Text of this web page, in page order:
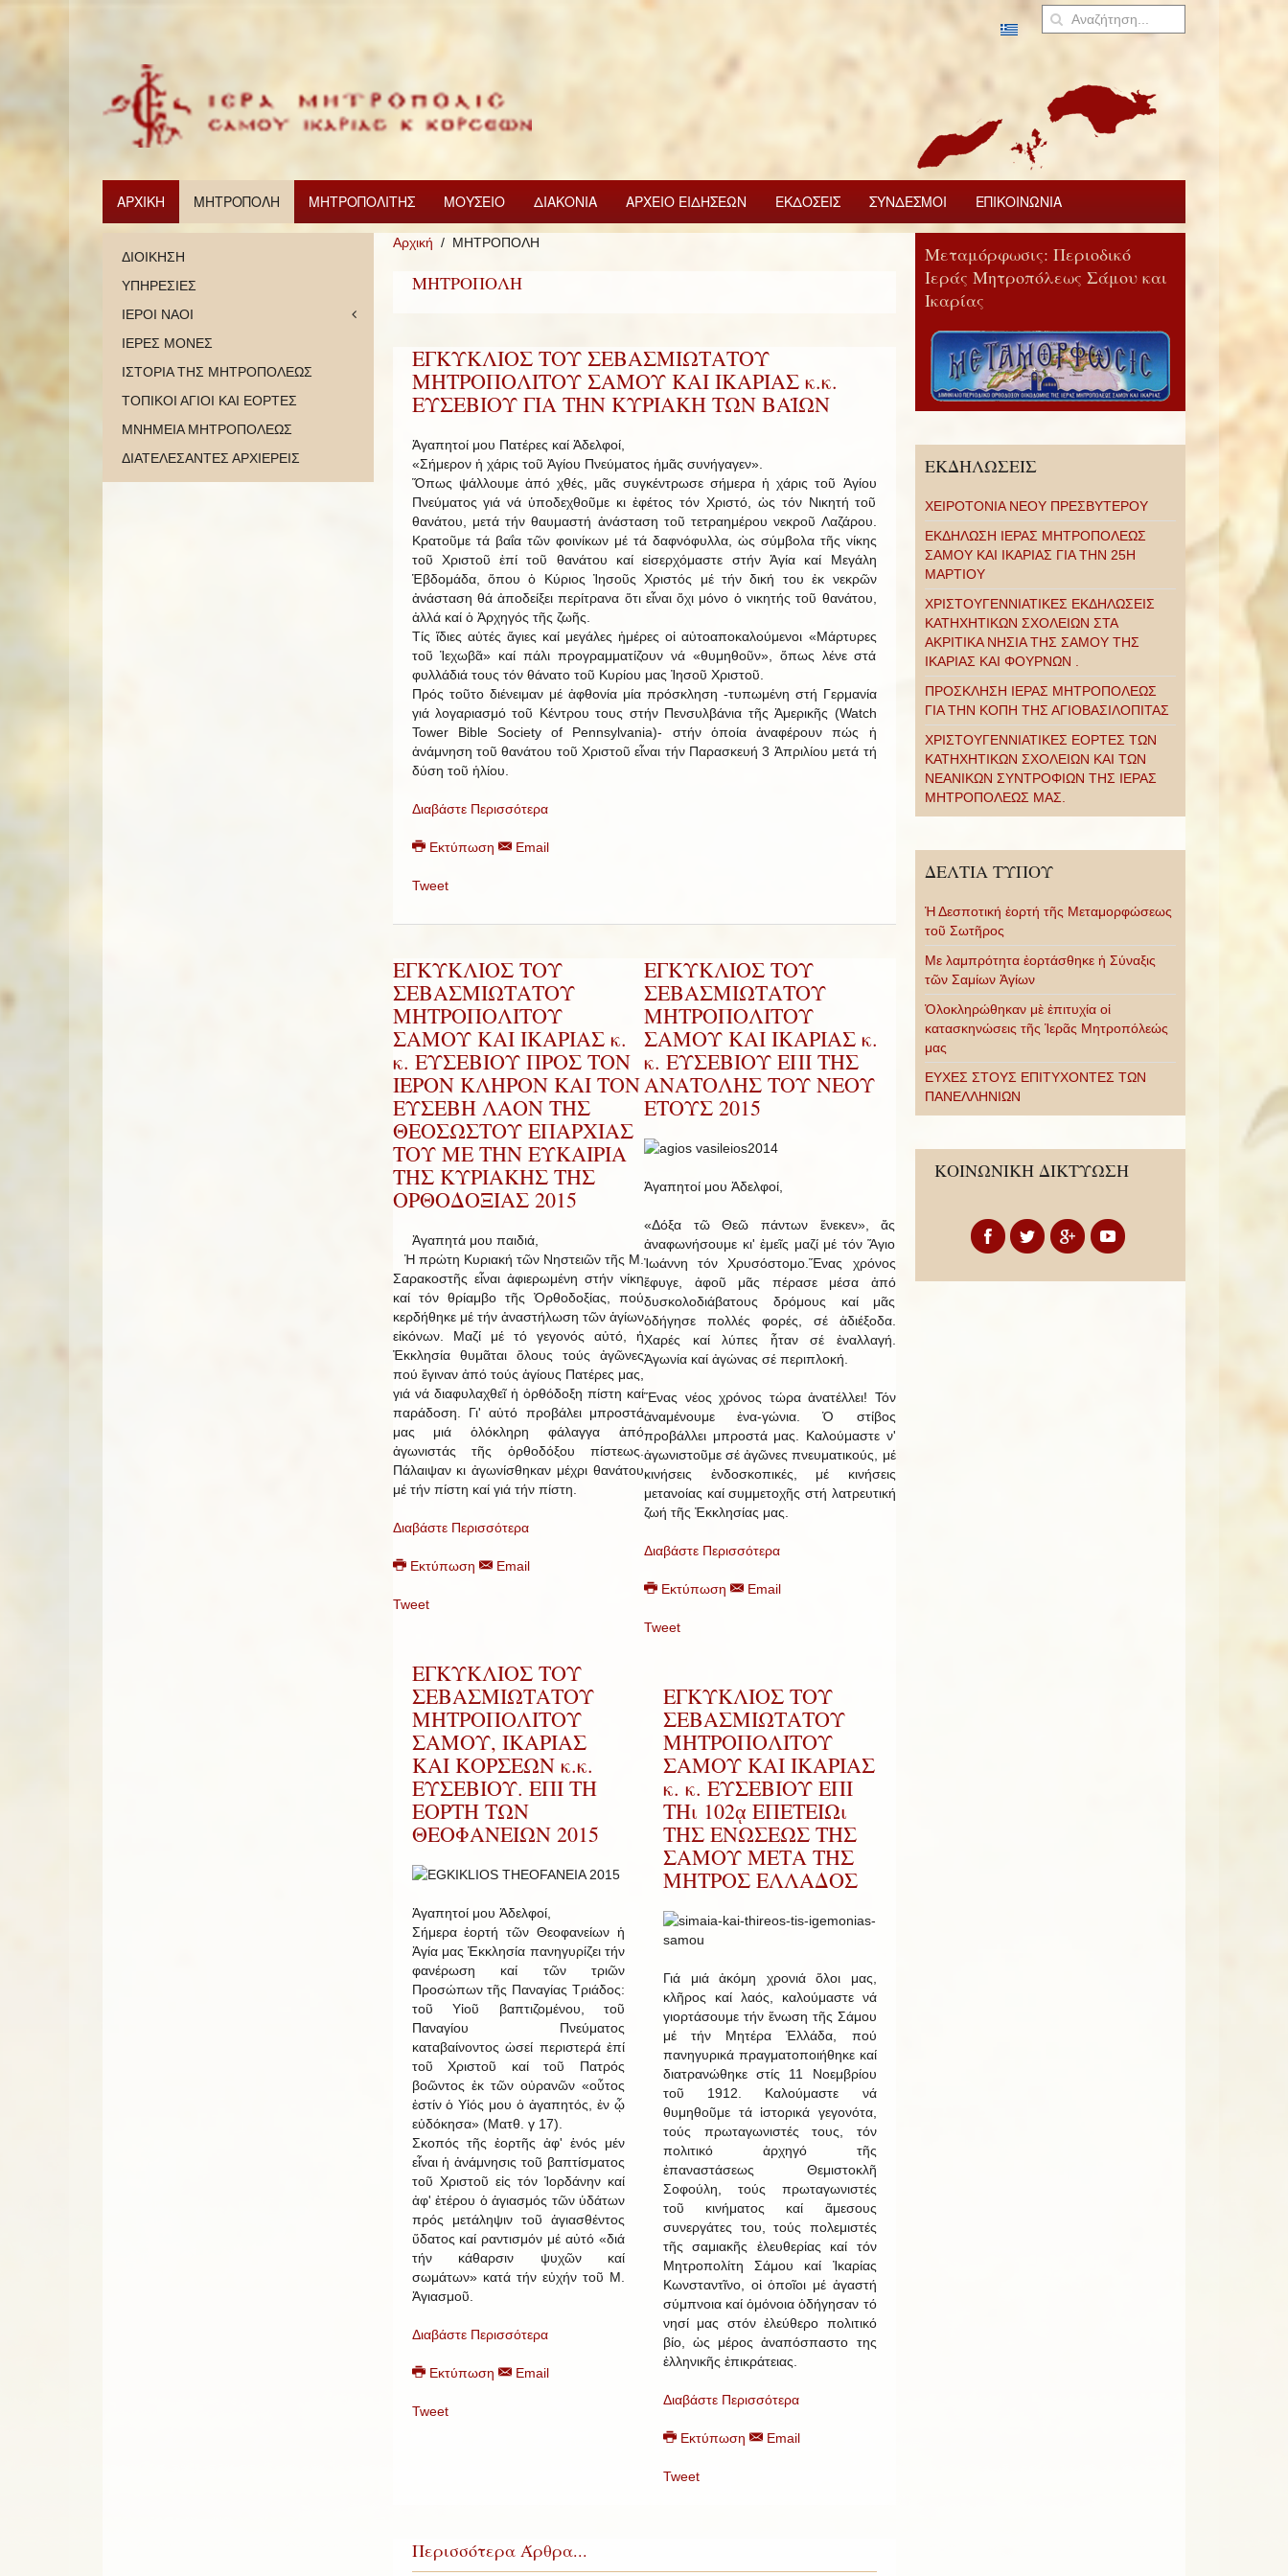
ΑΡΧΙΚΗ ΜΗΤΡΟΠΟΛΗ ΜΗΤΡΟΠΟΛΙΤΗΣ ΜΟΥΣΕΙΟ ΔΙΑΚΟΝΙΑ ΑΡΧΕΙΟ ΕΙΔΗΣΕΩΝ ΕΚΔΟΣΕΙΣ ΣΥΝΔΕΣΜΟΙ ΕΠΙΚΟΙΝΩΝΙΑ
Αρχική ΜΗΤΡΟΠΟΛΗ
ΜΗΤΡΟΠΟΛΗ
ΕΓΚΥΚΛΙΟΣ ΤΟΥ ΣΕΒΑΣΜΙΩΤΑΤΟΥ
ΜΗΤΡΟΠΟΛΙΤΟΥ ΣΑΜΟΥ ΚΑΙ ΙΚΑΡΙΑΣ κ.κ.
ΕΥΣΕΒΙΟΥ ΓΙΑ ΤΗΝ ΚΥΡΙΑΚΗ ΤΩΝ ΒΑΪΩΝ
Ἀγαπητοί μου Πατέρες καί Ἀδελφοί,
«Σήμερον ἡ χάρις τοῦ Ἁγίου Πνεύματος ἡμᾶς συνήγαγεν».
Ὅπως ψάλλουμε ἀπό χθές, μᾶς συγκέντρωσε σήμερα ἡ χάρις τοῦ Ἁγίου
Πνεύματος γιά νά ὑποδεχθοῦμε κι ἐφέτος τόν Χριστό, ὡς τόν Νικητή τοῦ
θανάτου, μετά τήν θαυμαστή ἀνάσταση τοῦ τετραημέρου νεκροῦ Λαζάρου.
Κρατοῦμε τά βαΐα τῶν φοινίκων μέ τά δαφνόφυλλα, ὡς σύμβολα τῆς νίκης
τοῦ Χριστοῦ ἐπί τοῦ θανάτου καί εἰσερχόμαστε στήν Ἁγία καί Μεγάλη
Ἑβδομάδα, ὅπου ὁ Κύριος Ἰησοῦς Χριστός μέ τήν δική του ἐκ νεκρῶν
ἀνάσταση θά ἀποδείξει περίτρανα ὅτι εἶναι ὄχι μόνο ὁ νικητής τοῦ θανάτου,
ἀλλά καί ὁ Ἀρχηγός τῆς ζωῆς.
Τίς ἴδιες αὐτές ἅγιες καί μεγάλες ἡμέρες οἱ αὐτοαποκαλούμενοι «Μάρτυρες
τοῦ Ἱεχωβᾶ» καί πάλι προγραμματίζουν νά «θυμηθοῦν», ὅπως λένε στά
φυλλάδιά τους τόν θάνατο τοῦ Κυρίου μας Ἰησοῦ Χριστοῦ.
Πρός τοῦτο διένειμαν μέ ἀφθονία μία πρόσκληση -τυπωμένη στή Γερμανία
γιά λογαριασμό τοῦ Κέντρου τους στήν Πενσυλβάνια τῆς Ἀμερικῆς (Watch
Tower Bible Society of Pennsylvania)- στήν ὁποία ἀναφέρουν πώς ἡ
ἀνάμνηση τοῦ θανάτου τοῦ Χριστοῦ εἶναι τήν Παρασκευή 3 Ἀπριλίου μετά τή
δύση τοῦ ἡλίου.
Διαβάστε Περισσότερα
Εκτύπωση Email
Tweet
ΕΓΚΥΚΛΙΟΣ ΤΟΥ
ΣΕΒΑΣΜΙΩΤΑΤΟΥ
ΜΗΤΡΟΠΟΛΙΤΟΥ
ΣΑΜΟΥ ΚΑΙ ΙΚΑΡΙΑΣ κ.
κ. ΕΥΣΕΒΙΟΥ ΠΡΟΣ ΤΟΝ
ΙΕΡΟΝ ΚΛΗΡΟΝ ΚΑΙ ΤΟΝ
ΕΥΣΕΒΗ ΛΑΟΝ ΤΗΣ
ΘΕΟΣΩΣΤΟΥ ΕΠΑΡΧΙΑΣ
ΤΟΥ ΜΕ ΤΗΝ ΕΥΚΑΙΡΙΑ
ΤΗΣ ΚΥΡΙΑΚΗΣ ΤΗΣ
ΟΡΘΟΔΟΞΙΑΣ 2015
Ἀγαπητά μου παιδιά,
Ἡ πρώτη Κυριακή τῶν Νηστειῶν τῆς Μ.
Σαρακοστῆς εἶναι ἀφιερωμένη στήν νίκη
καί τόν θρίαμβο τῆς Ὀρθοδοξίας, πού
κερδήθηκε μέ τήν ἀναστήλωση τῶν ἁγίων
εἰκόνων. Μαζί μέ τό γεγονός αὐτό, ἡ
Ἐκκλησία θυμᾶται ὅλους τούς ἀγῶνες
πού ἔγιναν ἀπό τούς ἁγίους Πατέρες μας,
γιά νά διαφυλαχθεῖ ἡ ὀρθόδοξη πίστη καί
παράδοση. Γι' αὐτό προβάλει μπροστά
μας μιά ὁλόκληρη φάλαγγα ἀπό
ἀγωνιστάς τῆς ὀρθοδόξου πίστεως.
Πάλαιψαν κι ἀγωνίσθηκαν μέχρι θανάτου
μέ τήν πίστη καί γιά τήν πίστη.
Διαβάστε Περισσότερα
Εκτύπωση Email
Tweet
ΕΓΚΥΚΛΙΟΣ ΤΟΥ
ΣΕΒΑΣΜΙΩΤΑΤΟΥ
ΜΗΤΡΟΠΟΛΙΤΟΥ
ΣΑΜΟΥ, ΙΚΑΡΙΑΣ
ΚΑΙ ΚΟΡΣΕΩΝ κ.κ.
ΕΥΣΕΒΙΟΥ. ΕΠΙ ΤΗ
ΕΟΡΤΗ ΤΩΝ
ΘΕΟΦΑΝΕΙΩΝ 2015
Ἀγαπητοί μου Ἀδελφοί,
Σήμερα ἑορτή τῶν Θεοφανείων ἡ
Ἁγία μας Ἐκκλησία πανηγυρίζει τήν
φανέρωση καί τῶν τριῶν
Προσώπων τῆς Παναγίας Τριάδος:
τοῦ Υἱοῦ βαπτιζομένου, τοῦ
Παναγίου Πνεύματος
καταβαίνοντος ὡσεί περιστερά ἐπί
τοῦ Χριστοῦ καί τοῦ Πατρός
βοῶντος ἐκ τῶν οὐρανῶν «οὗτος
ἐστίν ὁ Υἱός μου ὁ ἀγαπητός, ἐν ᾧ
εὐδόκησα» (Ματθ. γ 17).
Σκοπός τῆς ἑορτῆς ἀφ' ἑνός μέν
εἶναι ἡ ἀνάμνησις τοῦ βαπτίσματος
τοῦ Χριστοῦ εἰς τόν Ἰορδάνην καί
ἀφ' ἑτέρου ὁ ἁγιασμός τῶν ὑδάτων
πρός μετάληψιν τοῦ ἁγιασθέντος
ὕδατος καί ραντισμόν μέ αὐτό «διά
τήν κάθαρσιν ψυχῶν καί
σωμάτων» κατά τήν εὐχήν τοῦ Μ.
Ἁγιασμοῦ.
Διαβάστε Περισσότερα
Εκτύπωση Email
Tweet
ΕΓΚΥΚΛΙΟΣ ΤΟΥ
ΣΕΒΑΣΜΙΩΤΑΤΟΥ
ΜΗΤΡΟΠΟΛΙΤΟΥ
ΣΑΜΟΥ ΚΑΙ ΙΚΑΡΙΑΣ κ.
κ. ΕΥΣΕΒΙΟΥ ΕΠΙ ΤΗΣ
ΑΝΑΤΟΛΗΣ ΤΟΥ ΝΕΟΥ
ΕΤΟΥΣ 2015
Ἀγαπητοί μου Ἀδελφοί,
«Δόξα τῶ Θεῶ πάντων ἕνεκεν», ἄς
ἀναφωνήσουμε κι' ἐμεῖς μαζί μέ τόν Ἅγιο
Ἰωάννη τόν Χρυσόστομο.Ἕνας χρόνος
ἔφυγε, ἀφοῦ μᾶς πέρασε μέσα ἀπό
δυσκολοδιάβατους δρόμους καί μᾶς
ὁδήγησε πολλές φορές, σέ ἀδιέξοδα.
Χαρές καί λύπες ἦταν σέ ἐναλλαγή.
Ἀγωνία καί ἀγώνας σέ περιπλοκή.
Ἕνας νέος χρόνος τώρα ἀνατέλλει! Τόν
ἀναμένουμε ἐνα-γώνια. Ὁ στίβος
προβάλλει μπροστά μας. Καλούμαστε ν'
ἀγωνιστοῦμε σέ ἀγῶνες πνευματικούς, μέ
κινήσεις ἐνδοσκοπικές, μέ κινήσεις
μετανοίας καί συμμετοχῆς στή λατρευτική
ζωή τῆς Ἐκκλησίας μας.
Διαβάστε Περισσότερα
Εκτύπωση Email
Tweet
ΕΓΚΥΚΛΙΟΣ ΤΟΥ
ΣΕΒΑΣΜΙΩΤΑΤΟΥ
ΜΗΤΡΟΠΟΛΙΤΟΥ
ΣΑΜΟΥ ΚΑΙ ΙΚΑΡΙΑΣ
κ. κ. ΕΥΣΕΒΙΟΥ ΕΠΙ
ΤΗι 102ᾳ ΕΠΕΤΕΙΩι
ΤΗΣ ΕΝΩΣΕΩΣ ΤΗΣ
ΣΑΜΟΥ ΜΕΤΑ ΤΗΣ
ΜΗΤΡΟΣ ΕΛΛΑΔΟΣ
Γιά μιά ἀκόμη χρονιά ὅλοι μας,
κλῆρος καί λαός, καλούμαστε νά
γιορτάσουμε τήν ἕνωση τῆς Σάμου
μέ τήν Μητέρα Ἑλλάδα, πού
πανηγυρικά πραγματοποιήθηκε καί
διατρανώθηκε στίς 11 Νοεμβρίου
τοῦ 1912. Καλούμαστε νά
θυμηθοῦμε τά ἱστορικά γεγονότα,
τούς πρωταγωνιστές τους, τόν
πολιτικό ἀρχηγό τῆς
ἐπαναστάσεως Θεμιστοκλῆ
Σοφούλη, τούς πρωταγωνιστές
τοῦ κινήματος καί ἄμεσους
συνεργάτες του, τούς πολεμιστές
τῆς σαμιακῆς ἐλευθερίας καί τόν
Μητροπολίτη Σάμου καί Ἰκαρίας
Κωνσταντῖνο, οἱ ὁποῖοι μέ ἀγαστή
σύμπνοια καί ὁμόνοια ὁδήγησαν τό
νησί μας στόν ἐλεύθερο πολιτικό
βίο, ὡς μέρος ἀναπόσπαστο της
ἑλληνικῆς ἐπικράτειας.
Διαβάστε Περισσότερα
Εκτύπωση Email
Tweet
Περισσότερα Άρθρα...
ΔΙΟΙΚΗΣΗ
ΥΠΗΡΕΣΙΕΣ
ΙΕΡΟΙ ΝΑΟΙ
ΙΕΡΕΣ ΜΟΝΕΣ
ΙΣΤΟΡΙΑ ΤΗΣ ΜΗΤΡΟΠΟΛΕΩΣ
ΤΟΠΙΚΟΙ ΑΓΙΟΙ ΚΑΙ ΕΟΡΤΕΣ
ΜΝΗΜΕΙΑ ΜΗΤΡΟΠΟΛΕΩΣ
ΔΙΑΤΕΛΕΣΑΝΤΕΣ ΑΡΧΙΕΡΕΙΣ
Μεταμόρφωσις: Περιοδικό
Ιεράς Μητροπόλεως Σάμου και
Ικαρίας
ΕΚΔΗΛΩΣΕΙΣ
ΧΕΙΡΟΤΟΝΙΑ ΝΕΟΥ ΠΡΕΣΒΥΤΕΡΟΥ
ΕΚΔΗΛΩΣΗ ΙΕΡΑΣ ΜΗΤΡΟΠΟΛΕΩΣ
ΣΑΜΟΥ ΚΑΙ ΙΚΑΡΙΑΣ ΓΙΑ ΤΗΝ 25Η
ΜΑΡΤΙΟΥ
ΧΡΙΣΤΟΥΓΕΝΝΙΑΤΙΚΕΣ ΕΚΔΗΛΩΣΕΙΣ
ΚΑΤΗΧΗΤΙΚΩΝ ΣΧΟΛΕΙΩΝ ΣΤΑ
ΑΚΡΙΤΙΚΑ ΝΗΣΙΑ ΤΗΣ ΣΑΜΟΥ ΤΗΣ
ΙΚΑΡΙΑΣ ΚΑΙ ΦΟΥΡΝΩΝ .
ΠΡΟΣΚΛΗΣΗ ΙΕΡΑΣ ΜΗΤΡΟΠΟΛΕΩΣ
ΓΙΑ ΤΗΝ ΚΟΠΗ ΤΗΣ ΑΓΙΟΒΑΣΙΛΟΠΙΤΑΣ
ΧΡΙΣΤΟΥΓΕΝΝΙΑΤΙΚΕΣ ΕΟΡΤΕΣ ΤΩΝ
ΚΑΤΗΧΗΤΙΚΩΝ ΣΧΟΛΕΙΩΝ ΚΑΙ ΤΩΝ
ΝΕΑΝΙΚΩΝ ΣΥΝΤΡΟΦΙΩΝ ΤΗΣ ΙΕΡΑΣ
ΜΗΤΡΟΠΟΛΕΩΣ ΜΑΣ.
ΔΕΛΤΙΑ ΤΥΠΟΥ
Ἡ Δεσποτική ἑορτή τῆς Μεταμορφώσεως
τοῦ Σωτῆρος
Με λαμπρότητα ἑορτάσθηκε ἡ Σύναξις
τῶν Σαμίων Ἁγίων
Ὁλοκληρώθηκαν μὲ ἐπιτυχία οἱ
κατασκηνώσεις τῆς Ἱερᾶς Μητροπόλεώς
μας
ΕΥΧΕΣ ΣΤΟΥΣ ΕΠΙΤΥΧΟΝΤΕΣ ΤΩΝ
ΠΑΝΕΛΛΗΝΙΩΝ
ΚΟΙΝΩΝΙΚΗ ΔΙΚΤΥΩΣΗ